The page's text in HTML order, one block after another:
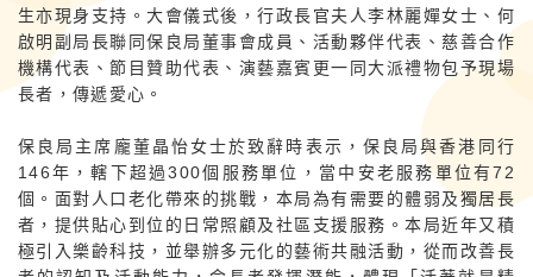
生亦現身支持。大會儀式後，行政長官夫人李林麗嬋女士、何
啟明副局長聯同保良局董事會成員、活動夥伴代表、慈善合作
機構代表、節目贊助代表、演藝嘉賓更一同大派禮物包予現場
長者，傳遞愛心。
保良局主席龐董晶怡女士於致辭時表示，保良局與香港同行
146年，轄下超過300個服務單位，當中安老服務單位有72
個。面對人口老化帶來的挑戰，本局為有需要的體弱及獨居長
者，提供貼心到位的日常照顧及社區支援服務。本局近年又積
極引入樂齡科技，並舉辦多元化的藝術共融活動，從而改善長